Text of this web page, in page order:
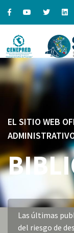
EL SITIO WEB
Las últimas
del riesgo de